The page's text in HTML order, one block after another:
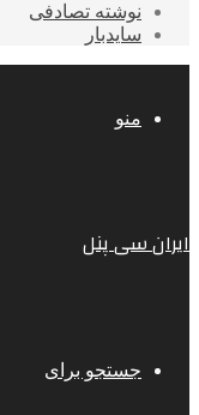
نوشته تصادفی
سایدبار
منو
ایران سی پنل
جستجو برای